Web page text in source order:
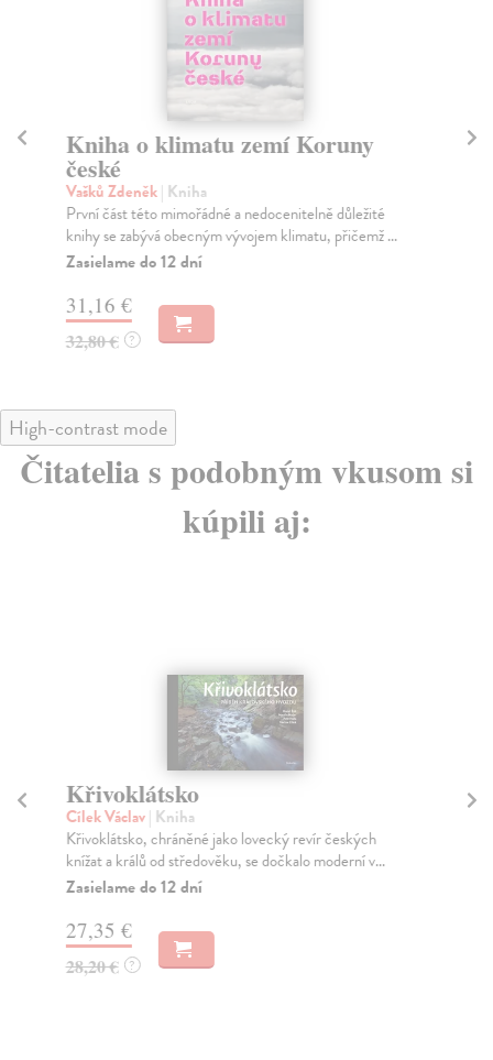
Kniha o klimatu zemí Koruny
české
Vašků Zdeněk| Kniha
První část této mimořádné a nedocenitelně důležité
knihy se zabývá obecným vývojem klimatu, přičemž ...
Zasielame do 12 dní
31,16 €
32,80 € ?
High-contrast mode
Čitatelia s podobným vkusom si
kúpili aj:
Křivoklátsko
Cílek Václav| Kniha
Křivoklátsko, chráněné jako lovecký revír českých
knížat a králů od středověku, se dočkalo moderní v...
Zasielame do 12 dní
27,35 €
28,20 € ?